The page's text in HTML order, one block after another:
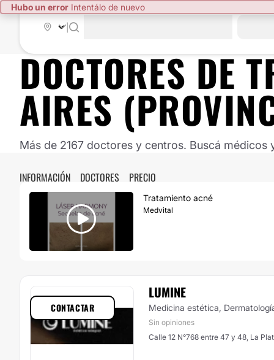
Hubo un error Intentálo de nuevo
DOCTORES DE
AIRES
Más de 2167 doctores y centros. Buscá
INFORMACIÓN DOCTORES PRECIO
Tratamiento acné
Medvital
LUMINE
Medicina estética,
Sin opiniones
Calle 12 N°768 entre 47 y 48, La
CONTACTAR